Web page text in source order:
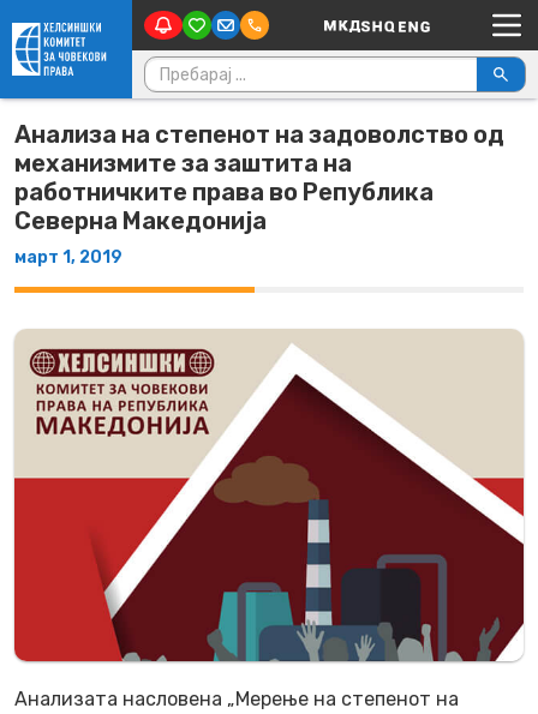
Skip to content Main Navigation
Пребарувај за:
Анализа на степенот на задоволство од
механизмите за заштита на
работничките права во Република
Северна Македонија
март 1, 2019
Анализата насловена „Мерење на степенот на